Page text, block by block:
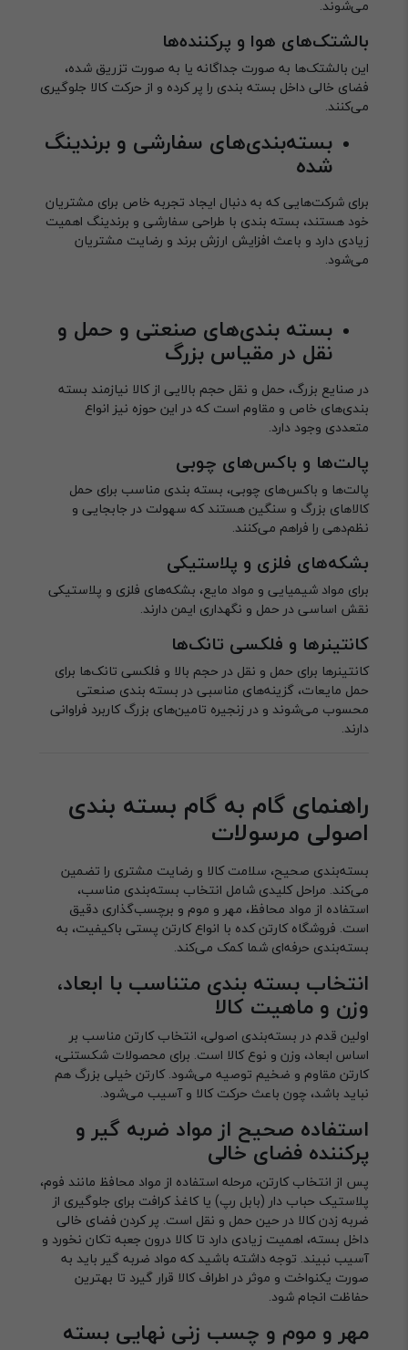
می‌شوند.
بالشتک‌های هوا و پرکننده‌ها
این بالشتک‌ها به صورت جداگانه یا به صورت تزریق شده،
فضای خالی داخل بسته بندی را پر کرده و از حرکت کالا جلوگیری
می‌کنند.
بسته‌بندی‌های سفارشی و برندینگ
شده
برای شرکت‌هایی که به دنبال ایجاد تجربه خاص برای مشتریان
خود هستند، بسته بندی با طراحی سفارشی و برندینگ اهمیت
زیادی دارد و باعث افزایش ارزش برند و رضایت مشتریان
می‌شود.
بسته بندی‌های صنعتی و حمل و
نقل در مقیاس بزرگ
در صنایع بزرگ، حمل و نقل حجم بالایی از کالا نیازمند بسته
بندی‌های خاص و مقاوم است که در این حوزه نیز انواع
متعددی وجود دارد.
پالت‌ها و باکس‌های چوبی
پالت‌ها و باکس‌های چوبی، بسته بندی مناسب برای حمل
کالاهای بزرگ و سنگین هستند که سهولت در جابجایی و
نظم‌دهی را فراهم می‌کنند.
بشکه‌های فلزی و پلاستیکی
برای مواد شیمیایی و مواد مایع، بشکه‌های فلزی و پلاستیکی
نقش اساسی در حمل و نگهداری ایمن دارند.
کانتینرها و فلکسی تانک‌ها
کانتینرها برای حمل و نقل در حجم بالا و فلکسی تانک‌ها برای
حمل مایعات، گزینه‌های مناسبی در بسته بندی صنعتی
محسوب می‌شوند و در زنجیره تامین‌های بزرگ کاربرد فراوانی
دارند.
راهنمای گام به گام بسته بندی
اصولی مرسولات
بسته‌بندی صحیح، سلامت کالا و رضایت مشتری را تضمین
می‌کند. مراحل کلیدی شامل انتخاب بسته‌بندی مناسب،
استفاده از مواد محافظ، مهر و موم و برچسب‌گذاری دقیق
است. فروشگاه کارتن کده با انواع کارتن پستی باکیفیت، به
بسته‌بندی حرفه‌ای شما کمک می‌کند.
انتخاب بسته بندی متناسب با ابعاد،
وزن و ماهیت کالا
اولین قدم در بسته‌بندی اصولی، انتخاب کارتن مناسب بر
اساس ابعاد، وزن و نوع کالا است. برای محصولات شکستنی،
کارتن مقاوم و ضخیم توصیه می‌شود. کارتن خیلی بزرگ هم
نباید باشد، چون باعث حرکت کالا و آسیب می‌شود.
استفاده صحیح از مواد ضربه گیر و
پرکننده فضای خالی
پس از انتخاب کارتن، مرحله استفاده از مواد محافظ مانند فوم،
پلاستیک حباب دار (بابل رپ) یا کاغذ کرافت برای جلوگیری از
ضربه زدن کالا در حین حمل و نقل است. پر کردن فضای خالی
داخل بسته، اهمیت زیادی دارد تا کالا درون جعبه تکان نخورد و
آسیب نبیند. توجه داشته باشید که مواد ضربه گیر باید به
صورت یکنواخت و موثر در اطراف کالا قرار گیرد تا بهترین
حفاظت انجام شود.
مهر و موم و چسب زنی نهایی بسته